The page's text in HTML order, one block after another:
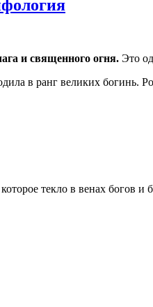
и священного огня. Это о
в ранг великих богинь.
текло в венах богов